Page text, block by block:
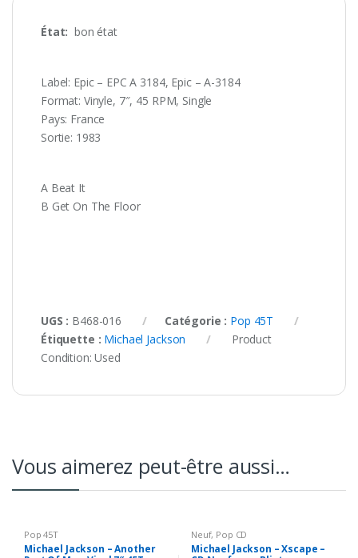
État: bon état
Label: Epic – EPC A 3184, Epic – A-3184
Format: Vinyle, 7″, 45 RPM, Single
Pays: France
Sortie: 1983
A Beat It
B Get On The Floor
UGS : B468-016 Catégorie : Pop 45T
Étiquette : Michael Jackson
Product
Condition:Used
Vous aimerez peut-être aussi…
Pop 45T
Michael Jackson – Another
Neuf, Pop CD
Michael Jackson – Xscape –